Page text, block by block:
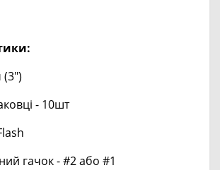
(3")
- 10шт
гачок - #2 або #1